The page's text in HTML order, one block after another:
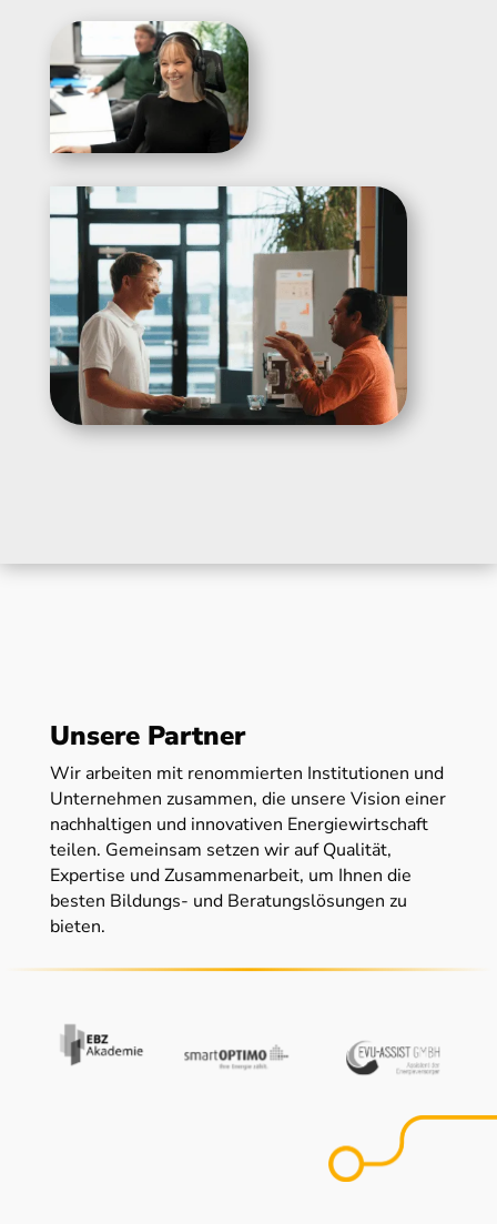
Unsere Partner
Wir arbeiten mit renommierten Institutionen und
Unternehmen zusammen, die unsere Vision einer
nachhaltigen und innovativen Energiewirtschaft
teilen. Gemeinsam setzen wir auf Qualität,
Expertise und Zusammenarbeit, um Ihnen die
besten Bildungs- und Beratungslösungen zu
bieten.